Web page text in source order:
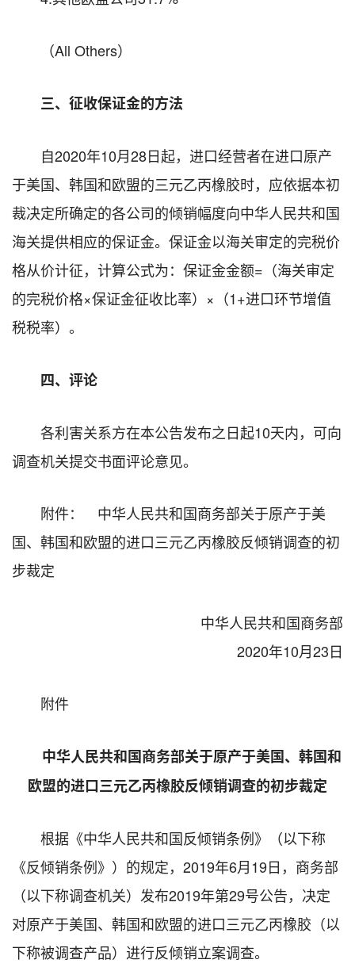
（All Others）
三、征收保证金的方法
自2020年10月28日起，进口经营者在进口原产
于美国、韩国和欧盟的三元乙丙橡胶时，应依据本初
裁决定所确定的各公司的倾销幅度向中华人民共和国
海关提供相应的保证金。保证金以海关审定的完税价
格从价计征，计算公式为：保证金金额=（海关审定
的完税价格×保证金征收比率）×（1+进口环节增值
税税率）。
四、评论
各利害关系方在本公告发布之日起10天内，可向
调查机关提交书面评论意见。
附件： 中华人民共和国商务部关于原产于美
国、韩国和欧盟的进口三元乙丙橡胶反倾销调查的初
步裁定
中华人民共和国商务部
2020年10月23日
附件
中华人民共和国商务部关于原产于美国、韩国和
欧盟的进口三元乙丙橡胶反倾销调查的初步裁定
根据《中华人民共和国反倾销条例》（以下称
《反倾销条例》）的规定，2019年6月19日，商务部
（以下称调查机关）发布2019年第29号公告，决定
对原产于美国、韩国和欧盟的进口三元乙丙橡胶（以
下称被调查产品）进行反倾销立案调查。